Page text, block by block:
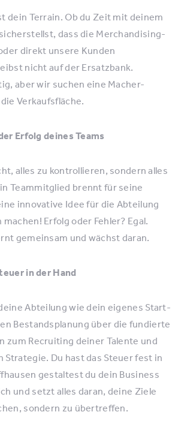
dein Terrain. Ob du Zeit mit deinem
dass die Merchandising-
direkt unsere Kunden
nicht auf der Ersatzbank.
aber wir suchen eine Macher-
Verkaufsfläche.
Erfolg deines Teams
alles zu kontrollieren, sondern alles
Teammitglied brennt für seine
innovative Idee für die Abteilung
Erfolg oder Fehler? Egal.
gemeinsam und wächst daran.
in der Hand
Abteilung wie dein eigenes Start-
Bestandsplanung über die fundierte
zum Recruiting deiner Talente und
Strategie. Du hast das Steuer fest in
gestaltest du dein Business
und setzt alles daran, deine Ziele
sondern zu übertreffen.